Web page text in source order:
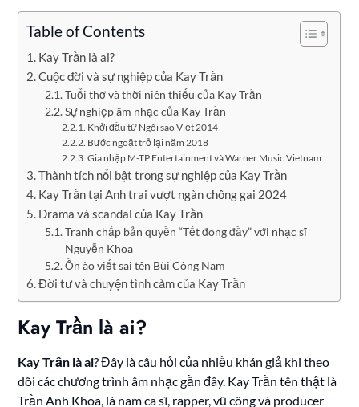
Table of Contents
Kay Trần là ai?
Cuộc đời và sự nghiệp của Kay Trần
Tuổi thơ và thời niên thiếu của Kay Trần
Sự nghiệp âm nhạc của Kay Trần
Khởi đầu từ Ngôi sao Việt 2014
Bước ngoặt trở lại năm 2018
Gia nhập M-TP Entertainment và Warner Music Vietnam
Thành tích nổi bật trong sự nghiệp của Kay Trần
Kay Trần tại Anh trai vượt ngàn chông gai 2024
Drama và scandal của Kay Trần
Tranh chấp bản quyền “Tết đong đầy” với nhạc sĩ
Nguyễn Khoa
Ồn ào viết sai tên Bùi Công Nam
Đời tư và chuyện tình cảm của Kay Trần
Kay Trần là ai?
Kay Trần là ai? Đây là câu hỏi của nhiều khán giả khi theo
dõi các chương trình âm nhạc gần đây. Kay Trần tên thật là
Trần Anh Khoa, là nam ca sĩ, rapper, vũ công và producer